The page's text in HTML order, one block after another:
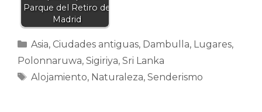
Parque del Retiro de
Madrid
Categorías
Asia, Ciudades antiguas, Dambulla, Lugares,
Polonnaruwa, Sigiriya, Sri Lanka
Etiquetas
Alojamiento, Naturaleza, Senderismo